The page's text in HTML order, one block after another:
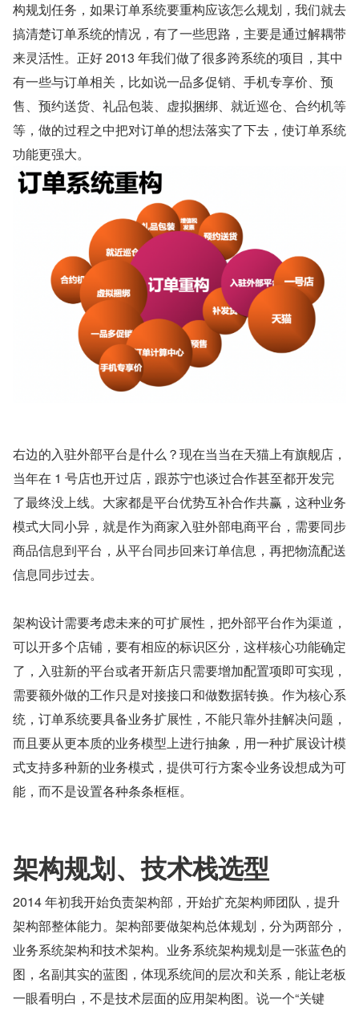
构规划任务，如果订单系统要重构应该怎么规划，我们就去
搞清楚订单系统的情况，有了一些思路，主要是通过解耦带
来灵活性。正好 2013 年我们做了很多跨系统的项目，其中
有一些与订单相关，比如说一品多促销、手机专享价、预
售、预约送货、礼品包装、虚拟捆绑、就近巡仓、合约机等
等，做的过程之中把对订单的想法落实了下去，使订单系统
功能更强大。
右边的入驻外部平台是什么？现在当当在天猫上有旗舰店，
当年在 1 号店也开过店，跟苏宁也谈过合作甚至都开发完
了最终没上线。大家都是平台优势互补合作共赢，这种业务
模式大同小异，就是作为商家入驻外部电商平台，需要同步
商品信息到平台，从平台同步回来订单信息，再把物流配送
信息同步过去。
架构设计需要考虑未来的可扩展性，把外部平台作为渠道，
可以开多个店铺，要有相应的标识区分，这样核心功能确定
了，入驻新的平台或者开新店只需要增加配置项即可实现，
需要额外做的工作只是对接接口和做数据转换。作为核心系
统，订单系统要具备业务扩展性，不能只靠外挂解决问题，
而且要从更本质的业务模型上进行抽象，用一种扩展设计模
式支持多种新的业务模式，提供可行方案令业务设想成为可
能，而不是设置各种条条框框。
架构规划、技术栈选型
2014 年初我开始负责架构部，开始扩充架构师团队，提升
架构部整体能力。架构部要做架构总体规划，分为两部分，
业务系统架构和技术架构。业务系统架构规划是一张蓝色的
图，名副其实的蓝图，体现系统间的层次和关系，能让老板
一眼看明白，不是技术层面的应用架构图。说一个“关键